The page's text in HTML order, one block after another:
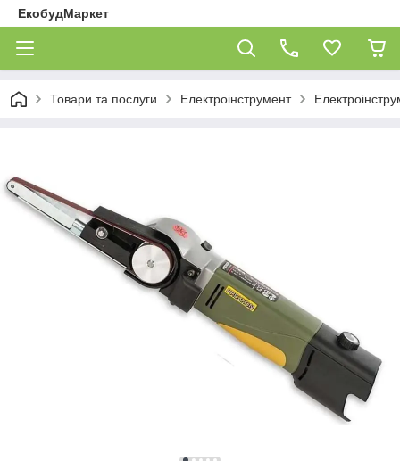
ЕкобудМаркет
Товари та послуги Електроінструмент